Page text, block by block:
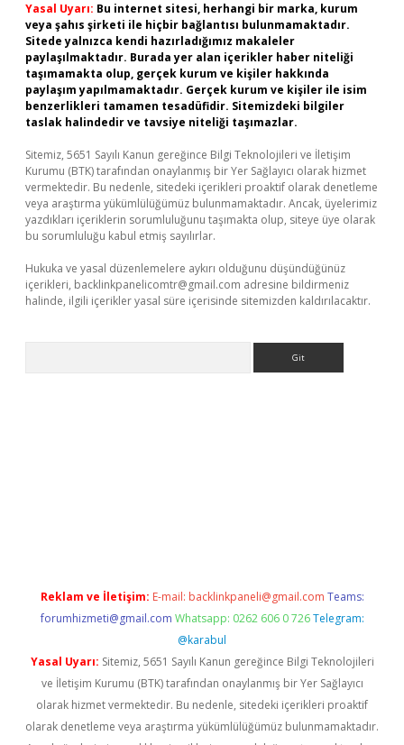
Yasal Uyarı: Bu internet sitesi, herhangi bir marka, kurum
veya şahıs şirketi ile hiçbir bağlantısı bulunmamaktadır.
Sitede yalnızca kendi hazırladığımız makaleler
paylaşılmaktadır. Burada yer alan içerikler haber niteliği
taşımamakta olup, gerçek kurum ve kişiler hakkında
paylaşım yapılmamaktadır. Gerçek kurum ve kişiler ile isim
benzerlikleri tamamen tesadüfidir. Sitemizdeki bilgiler
taslak halindedir ve tavsiye niteliği taşımazlar.
Sitemiz, 5651 Sayılı Kanun gereğince Bilgi Teknolojileri ve İletişim
Kurumu (BTK) tarafından onaylanmış bir Yer Sağlayıcı olarak hizmet
vermektedir. Bu nedenle, sitedeki içerikleri proaktif olarak denetleme
veya araştırma yükümlülüğümüz bulunmamaktadır. Ancak, üyelerimiz
yazdıkları içeriklerin sorumluluğunu taşımakta olup, siteye üye olarak
bu sorumluluğu kabul etmiş sayılırlar.
Hukuka ve yasal düzenlemelere aykırı olduğunu düşündüğünüz
içerikleri, backlinkpanelicomtr@gmail.com adresine bildirmeniz
halinde, ilgili içerikler yasal süre içerisinde sitemizden kaldırılacaktır.
Reklam ve İletişim: E-mail: backlinkpaneli@gmail.com Teams:
forumhizmeti@gmail.com Whatsapp: 0262 606 0 726 Telegram:
@karabul
Yasal Uyarı: Sitemiz, 5651 Sayılı Kanun gereğince Bilgi Teknolojileri
ve İletişim Kurumu (BTK) tarafından onaylanmış bir Yer Sağlayıcı
olarak hizmet vermektedir. Bu nedenle, sitedeki içerikleri proaktif
olarak denetleme veya araştırma yükümlülüğümüz bulunmamaktadır.